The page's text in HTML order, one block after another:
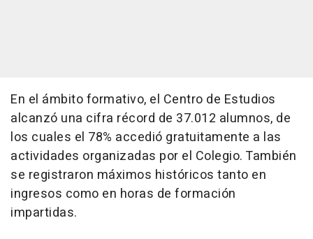
En el ámbito formativo, el Centro de Estudios
alcanzó una cifra récord de 37.012 alumnos, de
los cuales el 78% accedió gratuitamente a las
actividades organizadas por el Colegio. También
se registraron máximos históricos tanto en
ingresos como en horas de formación
impartidas.